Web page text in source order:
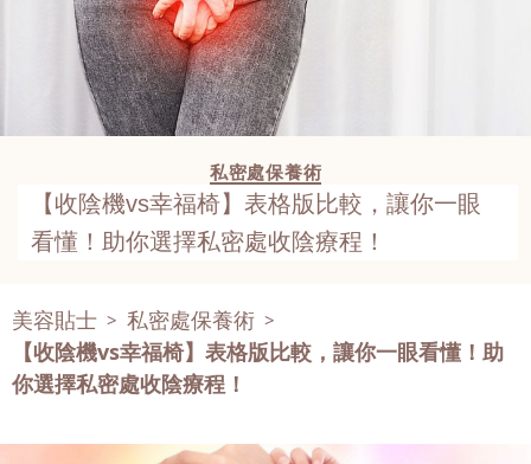
私密處保養術
【收陰機vs幸福椅】表格版比較，讓你一眼
看懂！助你選擇私密處收陰療程！
美容貼士 > 私密處保養術 >
【收陰機vs幸福椅】表格版比較，讓你一眼看懂！助
你選擇私密處收陰療程！